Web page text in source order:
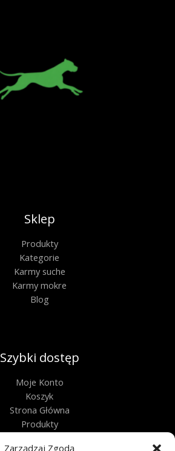
Zarządzaj Zgodą
Sklep
Produkty
Kategorie
Karmy suche
Karmy mokre
Blog
Szybki dostęp
Moje Konto
Koszyk
Strona Główna
Produkty